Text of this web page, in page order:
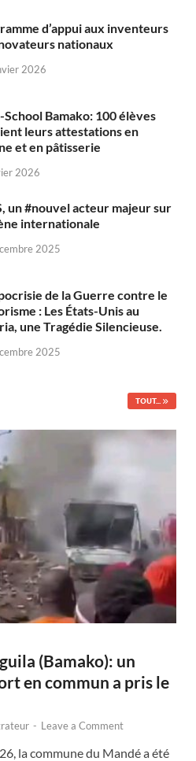
d’appui aux inventeurs
nationaux
2026
School Bamako: 100 élèves
leurs attestations en
et en pâtisserie
2026
un #nouvel acteur majeur sur
internationale
2025
de la Guerre contre le
: Les États-Unis au
une Tragédie Silencieuse.
2025
TOUT...
(Bamako): un
en commun a pris le
- Leave a Comment
la commune du Mandé a été